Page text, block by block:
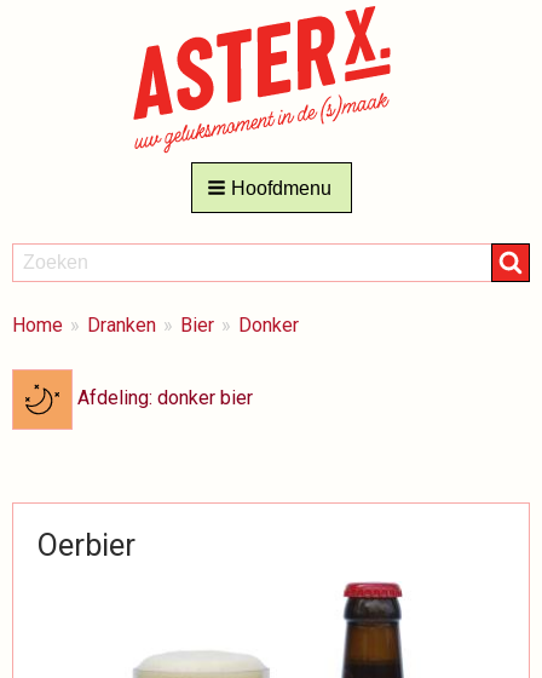
Hoofdmenu
ZOEKEN
Zoeken
BREADCRUMBS
Je
hier:
Home Dranken Bier Donker
Afdeling: donker bier
Oerbier